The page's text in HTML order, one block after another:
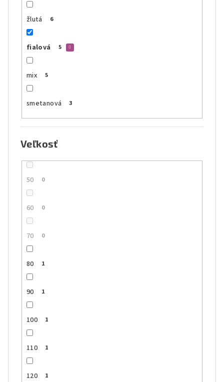
žlutá 6
fialová 5
mix 5
smetanová 3
Veľkosť
50 0
60 0
70 0
80 1
90 1
100 1
110 1
120 1